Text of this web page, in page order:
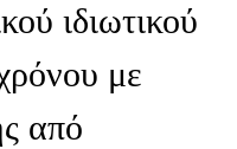
ιδιωτικού
με
από